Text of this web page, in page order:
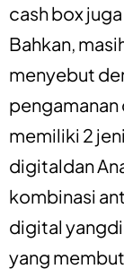
cash box
Bahkan,
menyebut
pengamanan
memiliki 2
digitaldan
kombinasi
digital
yang